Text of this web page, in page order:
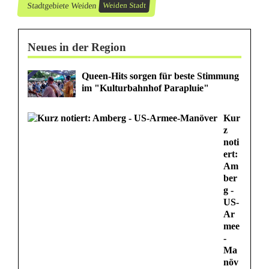
m
e
w
Stadtgebiete Weiden Weiden Stadt
Neues in der Region
Queen-Hits sorgen für beste Stimmung
im "Kulturbahnhof Parapluie"
Kur
z
noti
ert:
Am
ber
g -
US-
Ar
mee
-
Ma
növ